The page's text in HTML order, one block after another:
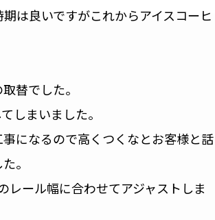
は良いですがこれからアイスコーヒ
替でした。
しまいました。
になるので高くつくなとお客様と話
。
レール幅に合わせてアジャストしま